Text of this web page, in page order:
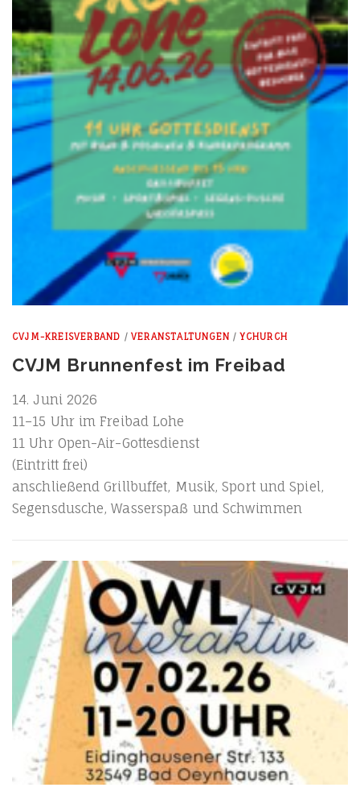
CVJM-KREISVERBAND /VERANSTALTUNGEN /YCHURCH
CVJM Brunnenfest im Freibad
14. Juni 2026
11–15 Uhr im Frei­bad Lohe
11 Uhr Open-Air-Gottesdienst
(Ein­tritt frei)
anschlie­ßend Grill­buf­fet, Musik, Sport und Spiel,
Segens­du­sche, Was­ser­spaß und Schwimmen